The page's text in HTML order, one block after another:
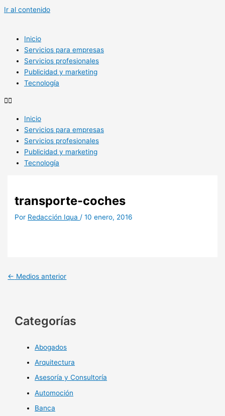
Ir al contenido
Inicio
Servicios para empresas
Servicios profesionales
Publicidad y marketing
Tecnología
Inicio
Servicios para empresas
Servicios profesionales
Publicidad y marketing
Tecnología
transporte-coches
Por Redacción Iqua /10 enero, 2016
← Medios anterior
Categorías
Abogados
Arquitectura
Asesoría y Consultoría
Automoción
Banca